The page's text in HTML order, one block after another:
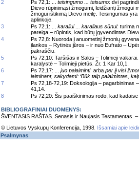
2
Ps 72,1: ... teisingumo ... teisumo: dvi
Dievo rūpinimąsi žmogumi, leidžiantį žmogui
žmogui ištikimą Dievo meilę. Teisingumas
aplinkoje.
3
Ps 72,1: ... karaliui ... karaliaus sūnui: turima
pareiga – rūpintis, kad būtų įgyvendintas
4
Ps 72,8: Nuoroda į anuometinį žmonių
įlankos – Rytinės jūros – ir nuo Eufrato –
pakraščiu.
5
Ps 72,10: Taršišas ir Salos – Tolimieji
karalystė – Tolimieji pietūs. Žr. 1 Kar 10,1.
6
Ps 72,17: ... juo palaiminti: arba per jį visi
laiminant, sakydami: ‘Būk taip palaimintas,
7
Ps 72,18-72,19: Doksologija – pagarbinimas
41,14.
8
Ps 72,20: Šis paaiškinimas rodo, kad
BIBLIOGRAFINIAI DUOMENYS:
ŠVENTASIS RAŠTAS. Senasis ir Naujasis Testamentas.
© Lietuvos Vyskupų Konferencija, 1998.
Išsamiai apie
Psalmynas